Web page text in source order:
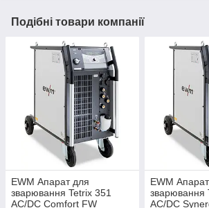
Подібні товари компанії
EWM Апарат для
зварювання Tetrix 351
AC/DC Comfort FW
EWM
зварювання
AC/DC